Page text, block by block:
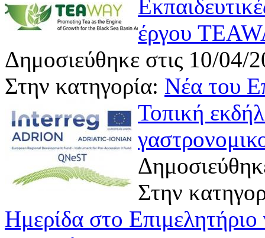
έργου
Δημοσιεύθηκε στις 10/04/
Στην κατηγορία: Νέα του
Τοπική
Στην
Ημερίδα στο